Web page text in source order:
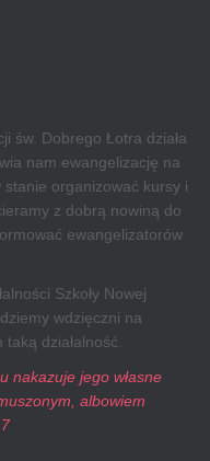
św. Dobrego Łotra działa
nam ewangelizację na
organizować kursy i
z dobrą nowiną do
ewangelizatorów
Szkoły Nowej
wdzięczni na
działalność.
nakazuje jego własne
albowiem